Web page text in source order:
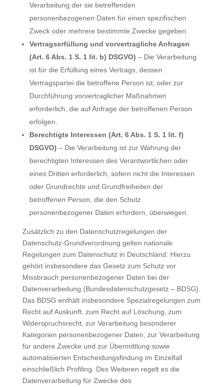
Verarbeitung der sie betreffenden
personenbezogenen Daten für einen spezifischen
Zweck oder mehrere bestimmte Zwecke gegeben.
Vertragserfüllung und vorvertragliche Anfragen
(Art. 6 Abs. 1 S. 1 lit. b) DSGVO) – Die Verarbeitung
ist für die Erfüllung eines Vertrags, dessen
Vertragspartei die betroffene Person ist, oder zur
Durchführung vorvertraglicher Maßnahmen
erforderlich, die auf Anfrage der betroffenen Person
erfolgen.
Berechtigte Interessen (Art. 6 Abs. 1 S. 1 lit. f)
DSGVO) – Die Verarbeitung ist zur Wahrung der
berechtigten Interessen des Verantwortlichen oder
eines Dritten erforderlich, sofern nicht die Interessen
oder Grundrechte und Grundfreiheiten der
betroffenen Person, die den Schutz
personenbezogener Daten erfordern, überwiegen.
Zusätzlich zu den Datenschutzregelungen der
Datenschutz-Grundverordnung gelten nationale
Regelungen zum Datenschutz in Deutschland. Hierzu
gehört insbesondere das Gesetz zum Schutz vor
Missbrauch personenbezogener Daten bei der
Datenverarbeitung (Bundesdatenschutzgesetz – BDSG).
Das BDSG enthält insbesondere Spezialregelungen zum
Recht auf Auskunft, zum Recht auf Löschung, zum
Widerspruchsrecht, zur Verarbeitung besonderer
Kategorien personenbezogener Daten, zur Verarbeitung
für andere Zwecke und zur Übermittlung sowie
automatisierten Entscheidungsfindung im Einzelfall
einschließlich Profiling. Des Weiteren regelt es die
Datenverarbeitung für Zwecke des